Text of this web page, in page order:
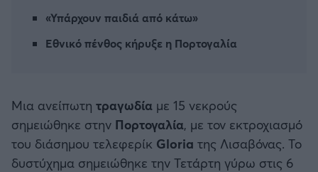
Ηρακλής
Ρεάλ Μαδρίτης
Ατλέτικο Μαδρίτης
«Υπάρχουν παιδιά από κάτω»
Εθνικό πένθος κήρυξε η Πορτογαλία
Μια ανείπωτη τραγωδία με 15 νεκρούς
σημειώθηκε στην Πορτογαλία, με τον εκτροχιασμό
του διάσημου τελεφερίκ Gloria της Λισαβόνας. Το
δυστύχημα σημειώθηκε την Τετάρτη γύρω στις 6